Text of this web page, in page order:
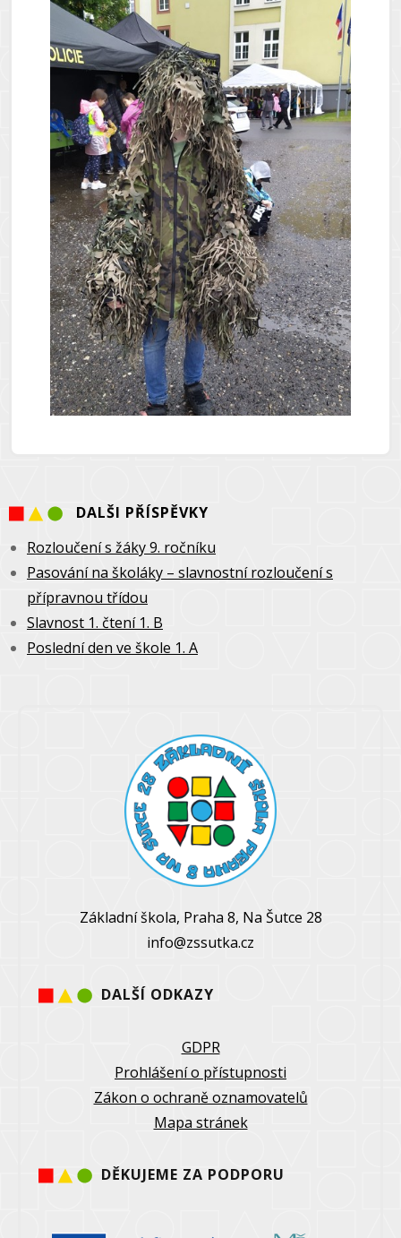
DALŠI PŘÍSPĚVKY
Rozloučení s žáky 9. ročníku
Pasování na školáky – slavnostní rozloučení s
přípravnou třídou
Slavnost 1. čtení 1. B
Poslední den ve škole 1. A
Základní škola, Praha 8, Na Šutce 28
info@zssutka.cz
DALŠÍ ODKAZY
GDPR
Prohlášení o přístupnosti
Zákon o ochraně oznamovatelů
Mapa stránek
DĚKUJEME ZA PODPORU